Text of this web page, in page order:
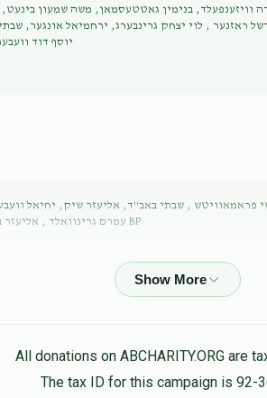
וויזענפעלד, בנימין גאטטעסמאן, משה שמעון בינעט,
ראזנער , לוי יצחק גרינבערג, ירחמיאל אונגער,
יוסף דוד
פראמאוויטש , שבתי באב”ד, אליעזר שיק, יחיאל
עמרם גרינוואלד , אליעזר בראך, ירחמיאל אונגער BP
אלו דברים שאדם אוכל פירותיהן בעולם הזה
פונקט ווי דיין חבר האט געהאט
All donations on ABCHARITY.ORG are
The tax ID for this campaign is 92-